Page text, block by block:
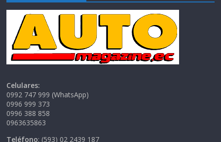
Celulares:
0992 747 999 (WhatsApp)
0996 999 373
0996 388 858
0963635863
Teléfono: (593) 02 2439 187